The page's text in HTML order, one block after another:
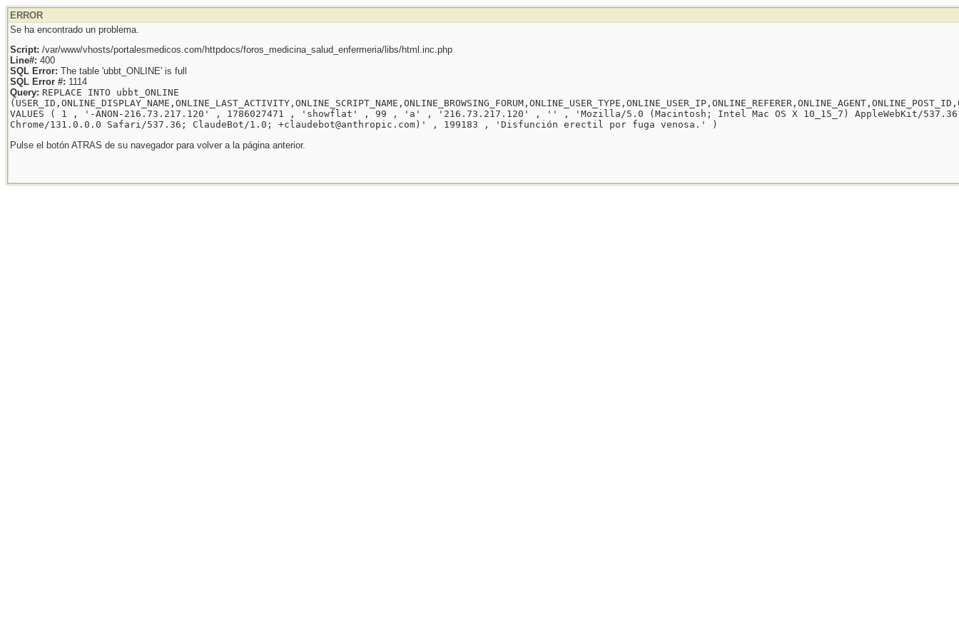
ERROR
Se ha encontrado un problema.
Script: /var/www/vhosts/portalesmedicos.com/httpdocs/foros_medicina_salud_enfermeria/libs/html.inc.php
Line#: 400
SQL Error: The table 'ubbt_ONLINE' is full
SQL Error #: 1114
Query: REPLACE INTO ubbt_ONLINE
VALUES ( 1 , '-ANON-216.73.217.120' , 1786027471 , 'showflat' , 99 , 'a' , '216.73.217.120' , '' , 'Mozilla/5.0 (Macintosh; Intel Mac OS X 10_15_7) AppleWebKit/537.36
Chrome/131.0.0.0 Safari/537.36; ClaudeBot/1.0; +claudebot@anthropic.com)' , 199183 , 'Disfunción erectil por fuga venosa.' )
Pulse el botón ATRAS de su navegador para volver a la página anterior.